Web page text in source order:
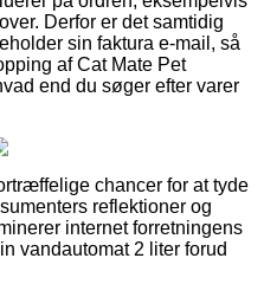
Derfor er det samtidig
sin faktura e-mail, så
af Cat Mate Pet
end du søger efter varer
chancer for at tyde
reflektioner og
internet forretningens
vandautomat 2 liter forud